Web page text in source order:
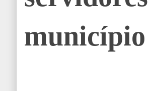
município